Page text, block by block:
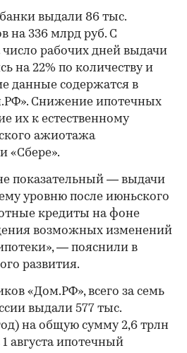
выдали 86 тыс.
на 336 млрд руб. С
рабочих дней выдачи
на 22% по количеству и
данные содержатся в
Снижение ипотечных
их к естественному
ажиотажа
«Сбере».
показательный — выдачи
уровню после июньского
кредиты на фоне
возможных изменений
— пояснили в
развития.
«Дом.РФ», всего за семь
выдали 577 тыс.
на общую сумму 2,6 трлн
1 августа ипотечный